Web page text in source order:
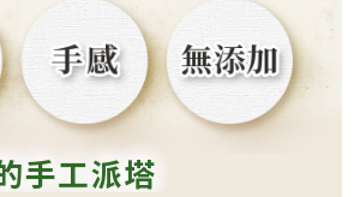
手工派塔